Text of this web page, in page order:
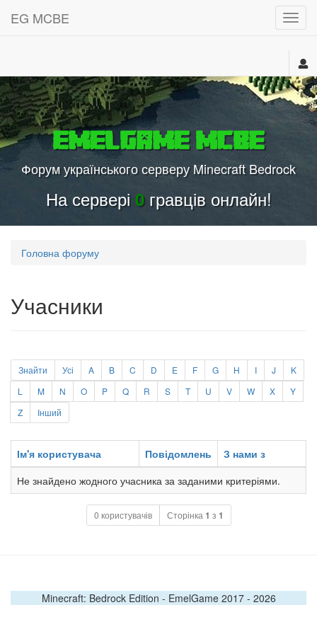
EG MCBE
EmelGame MCBE
Форум українського серверу Minecraft Bedrock
На сервері0 гравців онлайн!
Головна форуму
Учасники
Знайти Усі A B C D E F G H I J
K
L
M N O P Q R S T U V W X
Y
Z
Інший
Ім'я користувача Повідомлень
З нами з
Не знайдено жодного учасника за заданими критеріями.
0 користувачів Сторінка 1 з 1
Minecraft: Bedrock Edition - EmelGame 2017 - 2026